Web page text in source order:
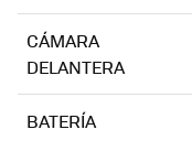
CÁMARA
DELANTERA
BATERÍA